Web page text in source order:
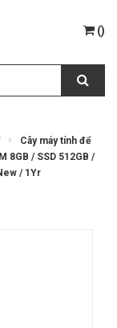
()
Cây máy tính để
8GB / SSD 512GB /
/ 1Yr